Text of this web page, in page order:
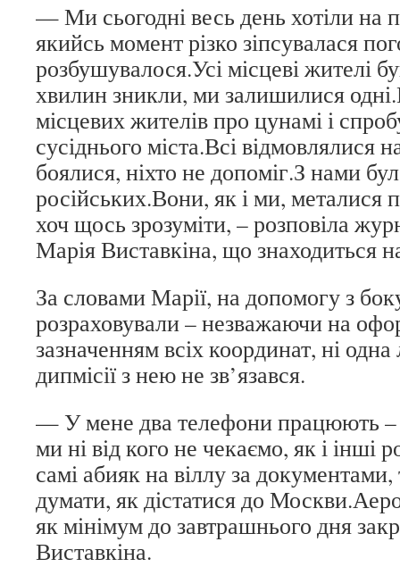
— Ми сьогодні весь день хотіли на
якийсь момент різко зіпсувалася
розбушувалося.Усі місцеві жителі
хвилин зникли, ми залишилися
місцевих жителів про цунамі і
сусіднього міста.Всі відмовлялися
боялися, ніхто не допоміг.З нами
російських.Вони, як і ми, металися
хоч щось зрозуміти, – розповіла
Марія Виставкіна, що знаходиться
За словами Марії, на допомогу з
розраховували – незважаючи на
зазначенням всіх координат, ні
дипмісії з нею не зв’язався.
— У мене два телефони працюють –
ми ні від кого не чекаємо, як і інші
самі абияк на віллу за
думати, як дістатися до
як мінімум до завтрашнього дня
Виставкіна.